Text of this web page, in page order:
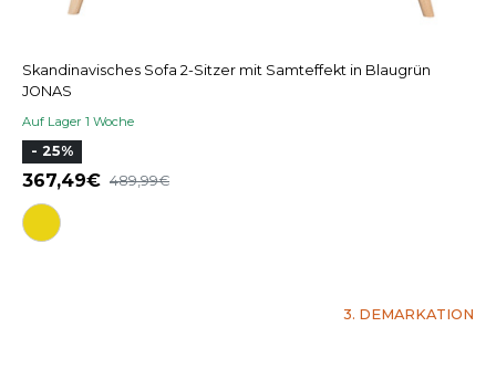
Skandinavisches Sofa 2-Sitzer mit Samteffekt in Blaugrün
JONAS
Auf Lager 1 Woche
- 25%
367,49 489,99
3. DEMARKATION